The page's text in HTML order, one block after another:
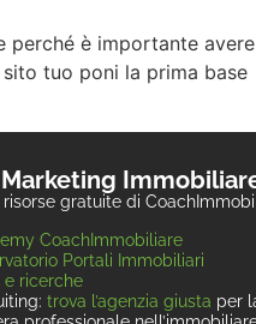
perché è importante
tuo poni la prima base
Marketing
gratuite di
CoachImmobiliare
Portali Immobiliari
e ricerche
trova l’agenzia giusta per